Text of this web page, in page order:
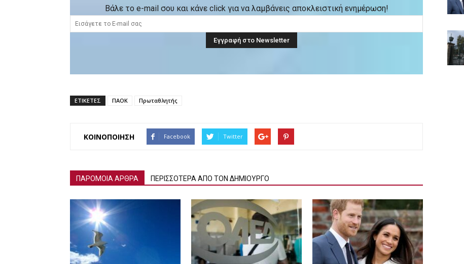
Βάλε το e-mail σου και κάνε click για να λαμβάνεις αποκλειστική ενημέρωση!
ΕΤΙΚΕΤΕΣ ΠΑΟΚ Πρωταθλητής
ΚΟΙΝΟΠΟΙΗΣΗ Facebook Twitter
ΠΑΡΟΜΟΙΑ ΑΡΘΡΑ ΠΕΡΙΣΣΟΤΕΡΑ ΑΠΟ ΤΟΝ ΔΗΜΙΟΥΡΓΟ